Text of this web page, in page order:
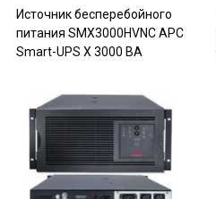
Источник бесперебойного
питания SMX3000HVNC APC
Smart-UPS X 3000 ВА